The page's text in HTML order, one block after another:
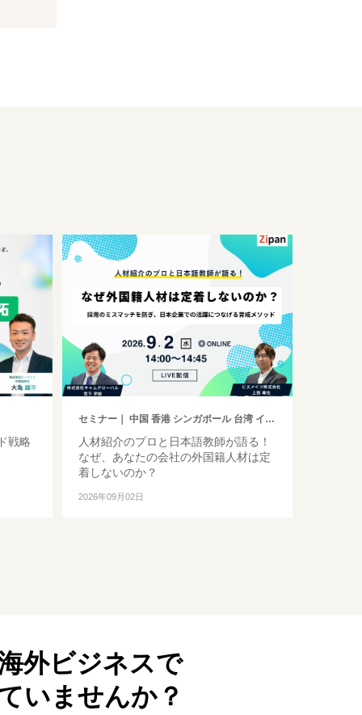
戦略
セミナー｜ 中国 香港 シンガポール 台湾 インドネシア 韓国 ベトナム タイ フィリピン マレーシア インド ミャンマー バングラデシュ カンボジア モンゴル その他アジア イギリス ドイツ トルコ ヨーロッパ 中東 アメリカ ブラジル 中南米 オセアニア アフリカ ロシア その他英語圏
人材紹介のプロと日本語教師が語る！
なぜ、あなたの会社の外国籍人材は定
着しないのか？
2026年09月02日
外ビジネスで
いませんか？